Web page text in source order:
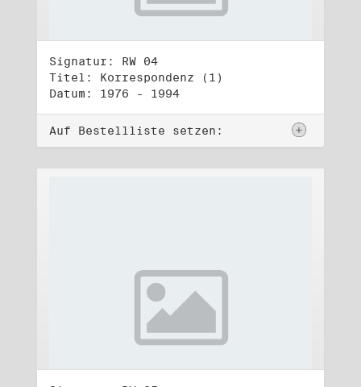
Signatur: RW 04
Titel: Korrespondenz (1)
Datum: 1976 - 1994
Auf Bestellliste setzen: